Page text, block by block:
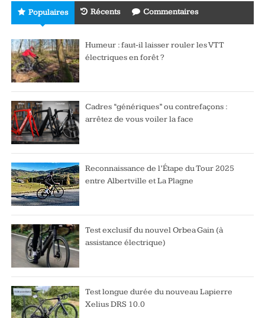
Populaires Récents Commentaires
Humeur : faut-il laisser rouler les VTT
électriques en forêt ?
Cadres “génériques” ou contrefaçons :
arrêtez de vous voiler la face
Reconnaissance de l’Étape du Tour 2025
entre Albertville et La Plagne
Test exclusif du nouvel Orbea Gain (à
assistance électrique)
Test longue durée du nouveau Lapierre
Xelius DRS 10.0